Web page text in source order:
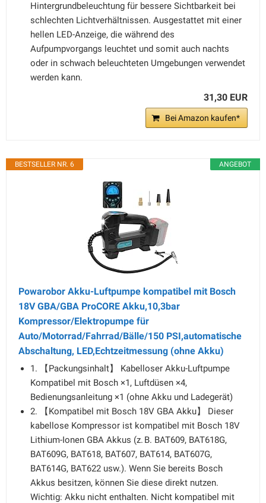
Hintergrundbeleuchtung für bessere Sichtbarkeit bei
schlechten Lichtverhältnissen. Ausgestattet mit einer
hellen LED-Anzeige, die während des
Aufpumpvorgangs leuchtet und somit auch nachts
oder in schwach beleuchteten Umgebungen verwendet
werden kann.
31,30 EUR
Bei Amazon kaufen*
ANGEBOT
BESTSELLER NR. 6
Powarobor Akku-Luftpumpe kompatibel mit Bosch
18V GBA/GBA ProCORE Akku,10,3bar
Kompressor/Elektropumpe für
Auto/Motorrad/Fahrrad/Bälle/150 PSI,automatische
Abschaltung, LED,Echtzeitmessung (ohne Akku)
1. 【Packungsinhalt】 Kabelloser Akku-Luftpumpe
Kompatibel mit Bosch ×1, Luftdüsen ×4,
Bedienungsanleitung ×1 (ohne Akku und Ladegerät)
2. 【Kompatibel mit Bosch 18V GBA Akku】 Dieser
kabellose Kompressor ist kompatibel mit Bosch 18V
Lithium-Ionen GBA Akkus (z. B. BAT609, BAT618G,
BAT609G, BAT618, BAT607, BAT614, BAT607G,
BAT614G, BAT622 usw.). Wenn Sie bereits Bosch
Akkus besitzen, können Sie diese direkt nutzen.
Wichtig: Akku nicht enthalten. Nicht kompatibel mit